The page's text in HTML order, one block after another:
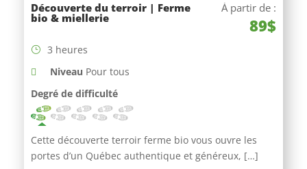
Découverte du terroir | Ferme
bio & miellerie
À partir de :
89$
3 heures
Niveau Pour tous
Degré de difficulté
Cette découverte terroir ferme bio vous ouvre les
portes d’un Québec authentique et généreux, […]